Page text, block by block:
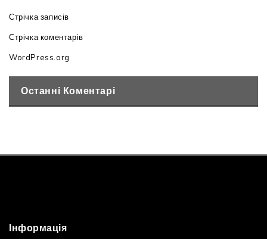
Стрічка записів
Стрічка коментарів
WordPress.org
Останні Коментарі
Інформація